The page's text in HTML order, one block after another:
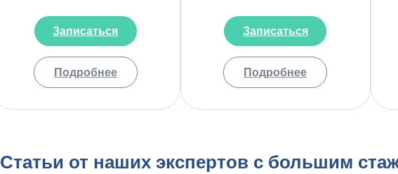
Подробнее
Записаться
Подробнее
Записаться
Статьи от наших экспертов с большим